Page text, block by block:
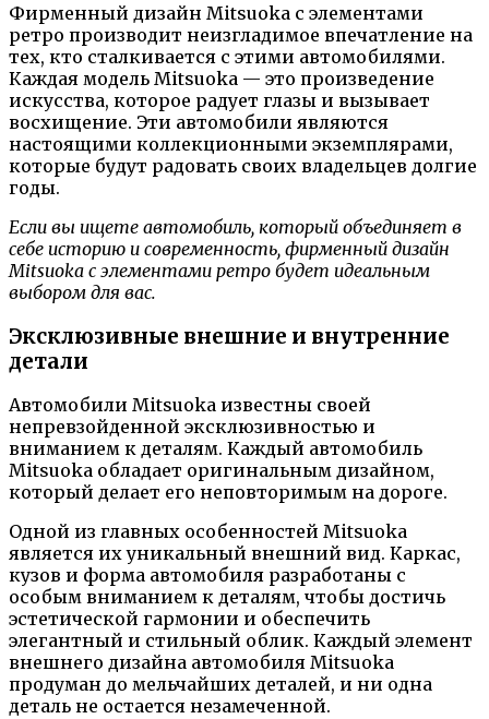
Фирменный дизайн Mitsuoka с элементами
ретро производит неизгладимое впечатление на
тех, кто сталкивается с этими автомобилями.
Каждая модель Mitsuoka — это произведение
искусства, которое радует глазы и вызывает
восхищение. Эти автомобили являются
настоящими коллекционными экземплярами,
которые будут радовать своих владельцев долгие
годы.
Если вы ищете автомобиль, который объединяет в
себе историю и современность, фирменный дизайн
Mitsuoka с элементами ретро будет идеальным
выбором для вас.
Эксклюзивные внешние и внутренние
детали
Автомобили Mitsuoka известны своей
непревзойденной эксклюзивностью и
вниманием к деталям. Каждый автомобиль
Mitsuoka обладает оригинальным дизайном,
который делает его неповторимым на дороге.
Одной из главных особенностей Mitsuoka
является их уникальный внешний вид. Каркас,
кузов и форма автомобиля разработаны с
особым вниманием к деталям, чтобы достичь
эстетической гармонии и обеспечить
элегантный и стильный облик. Каждый элемент
внешнего дизайна автомобиля Mitsuoka
продуман до мельчайших деталей, и ни одна
деталь не остается незамеченной.